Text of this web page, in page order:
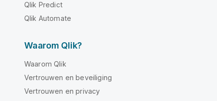
Qlik Predict
Qlik Automate
Waarom Qlik?
Waarom Qlik
Vertrouwen en beveiliging
Vertrouwen en privacy